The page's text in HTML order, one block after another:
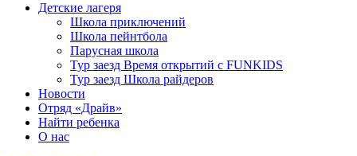
Детские лагеря
Школа приключений
Школа пейнтбола
Парусная школа
Тур заезд Время открытий с FUNKIDS
Тур заезд Школа райдеров
Новости
Отряд «Драйв»
Найти ребенка
О нас